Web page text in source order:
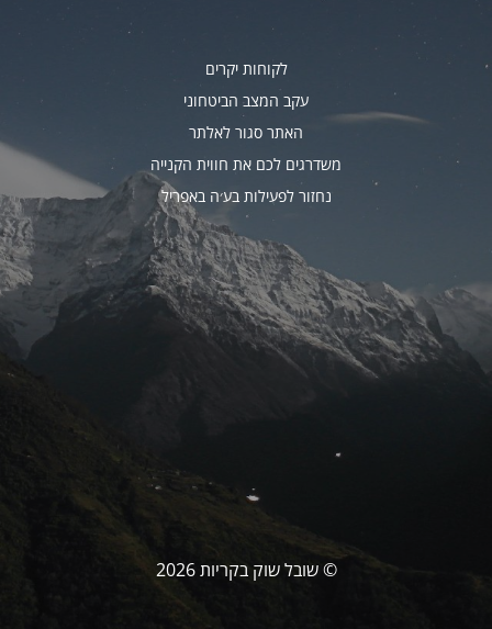
לקוחות יקרים
עקב המצב הביטחוני
האתר סגור לאלתר
משדרגים לכם את חווית הקנייה
נחזור לפעילות בע׳ה באפריל
© שובל שוק בקריות 2026